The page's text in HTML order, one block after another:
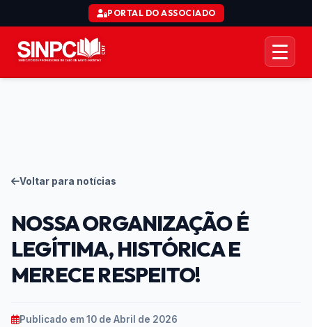
PORTAL DO ASSOCIADO
SERVIÇOS
Voltar para notícias
NOSSA ORGANIZAÇÃO É
LEGÍTIMA, HISTÓRICA E
MERECE RESPEITO!
Publicado em 10 de Abril de 2026